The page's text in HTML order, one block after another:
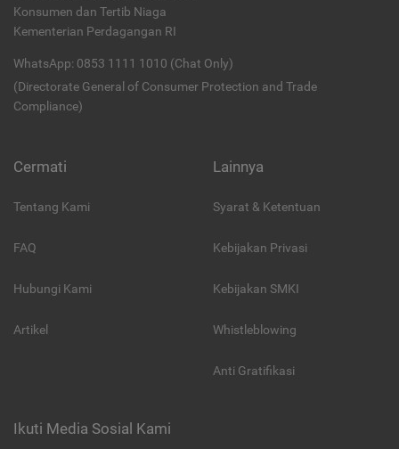
Konsumen dan Tertib Niaga
Kementerian Perdagangan RI
WhatsApp: 0853 1111 1010 (Chat Only)
(Directorate General of Consumer Protection and Trade
Compliance)
Cermati
Tentang Kami
FAQ
Hubungi Kami
Artikel
Lainnya
Syarat & Ketentuan
Kebijakan Privasi
Kebijakan SMKI
Whistleblowing
Anti Gratifikasi
Ikuti Media Sosial Kami